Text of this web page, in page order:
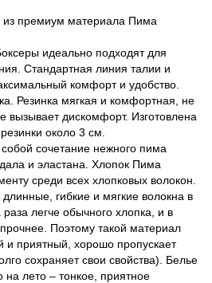
из премиум материала Пима
идеально подходят для
Стандартная линия талии и
комфорт и удобство.
Резинка мягкая и комфортная, не
вызывает дискомфорт. Изготовлена
около 3 см.
собой сочетание нежного пима
и эластана. Хлопок Пима
среди всех хлопковых волокон.
гибкие и мягкие волокна в
легче обычного хлопка, и в
Поэтому такой материал
и приятный, хорошо пропускает
сохраняет свои свойства). Белье
лето – тонкое, приятное